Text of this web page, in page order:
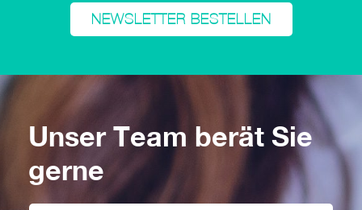
NEWSLETTER BESTELLEN
Unser Team berät Sie
gerne